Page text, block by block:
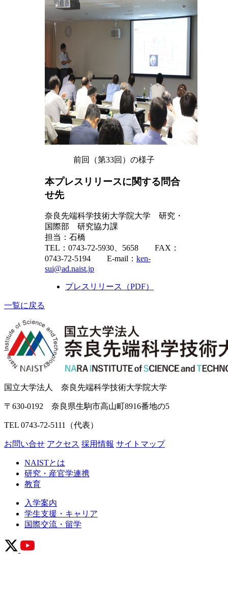
前回（第33回）の様子
本プレスリリースに関する問合
せ先
奈良先端科学技術大学院大学 研究・
国際部 研究協力課
担当：石橋
TEL：0743-72-5930、5658 FAX：
0743-72-5194 E-mail： ken-
sui@ad.naist.jp
プレスリリース（PDF）
一覧に戻る
国立大学法人 奈良先端科学技術大学院大学
〒630-0192 奈良県生駒市高山町8916番地の5
TEL 0743-72-5111（代表）
お問い合せ アクセス 採用情報 サイトマップ
NAISTとは
研究・産官学連携
教育
入学案内
学生支援・キャリア
国際交流・留学